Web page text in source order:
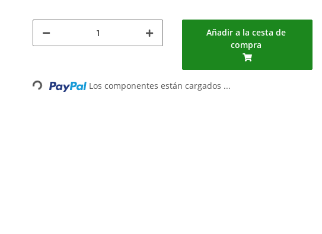
Añadir a la cesta de
compra
Loading... Los componentes están cargados ...